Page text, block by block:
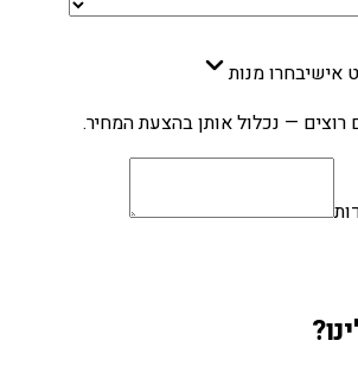
אישיבחרו מנות
— נכלול אותן בהצעת המחיר.